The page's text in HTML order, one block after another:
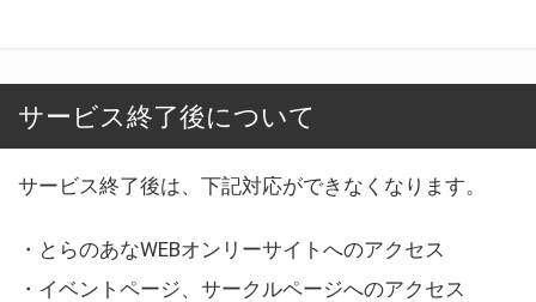
サービス終了後について
サービス終了後は、下記対応ができなくなります。
・とらのあなWEBオンリーサイトへのアクセス
・イベントページ、サークルページへのアクセス